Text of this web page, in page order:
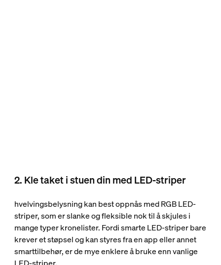
2. Kle taket i stuen din med LED-striper
hvelvingsbelysning kan best oppnås med RGB LED-
striper, som er slanke og fleksible nok til å skjules i
mange typer kronelister. Fordi smarte LED-striper bare
krever et støpsel og kan styres fra en app eller annet
smarttilbehør, er de mye enklere å bruke enn vanlige